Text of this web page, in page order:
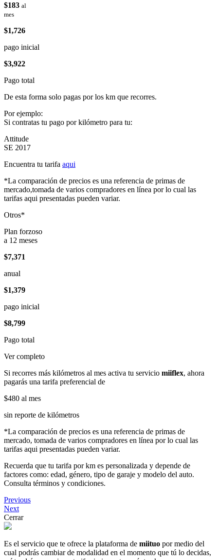
$183 al
mes
$1,726
pago inicial
$3,922
Pago total
De esta forma solo pagas por los km que recorres.
Por ejemplo:
Si contratas tu pago por kilómetro para tu:
Attitude
SE 2017
Encuentra tu tarifa aqui
*La comparación de precios es una referencia de primas de
mercado,tomada de varios compradores en línea por lo cual las
tarifas aqui presentadas pueden variar.
Otros*
Plan forzoso
a 12 meses
$7,371
anual
$1,379
pago inicial
$8,799
Pago total
Ver completo
Si recorres más kilómetros al mes activa tu servicio miiflex, ahora
pagarás una tarifa preferencial de
$480 al mes
sin reporte de kilómetros
*La comparación de precios es una referencia de primas de
mercado, tomada de varios compradores en línea por lo cual las
tarifas aqui presentadas pueden variar.
Recuerda que tu tarifa por km es personalizada y depende de
factores como: edad, género, tipo de garaje y modelo del auto.
Consulta términos y condiciones.
Previous
Next
Cerrar
Es el servicio que te ofrece la plataforma de miituo por medio del
cual podrás cambiar de modalidad en el momento que tú lo decidas,